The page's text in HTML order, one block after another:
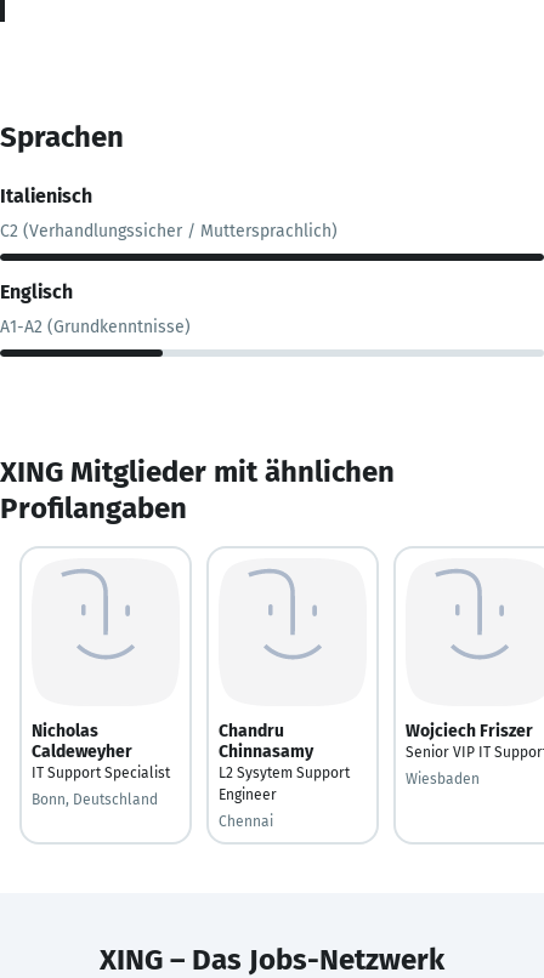
Sprachen
Italienisch
C2 (Verhandlungssicher / Muttersprachlich)
Englisch
A1-A2 (Grundkenntnisse)
XING Mitglieder mit ähnlichen
Profilangaben
Nicholas
Caldeweyher
IT Support Specialist
Bonn, Deutschland
Chandru
Chinnasamy
L2 Sysytem Support
Engineer
Chennai
Wojciech Friszer
Senior VIP IT
Wiesbaden
XING – Das Jobs-Netzwerk